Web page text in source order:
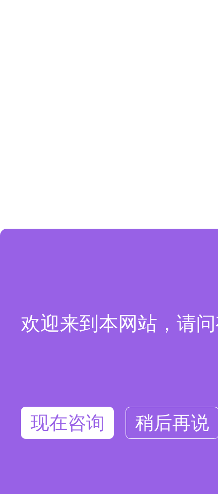
欢迎来到本网站，请
现在咨询 稍后再说